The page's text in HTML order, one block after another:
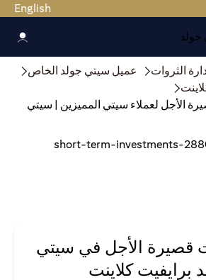
English
الثروات
عميل سيتي جولد الخاص
الأجل لعملاء سيتي المميزين | سيتي
قصيرة الأجل في سيتي
برايفيت كلاينت